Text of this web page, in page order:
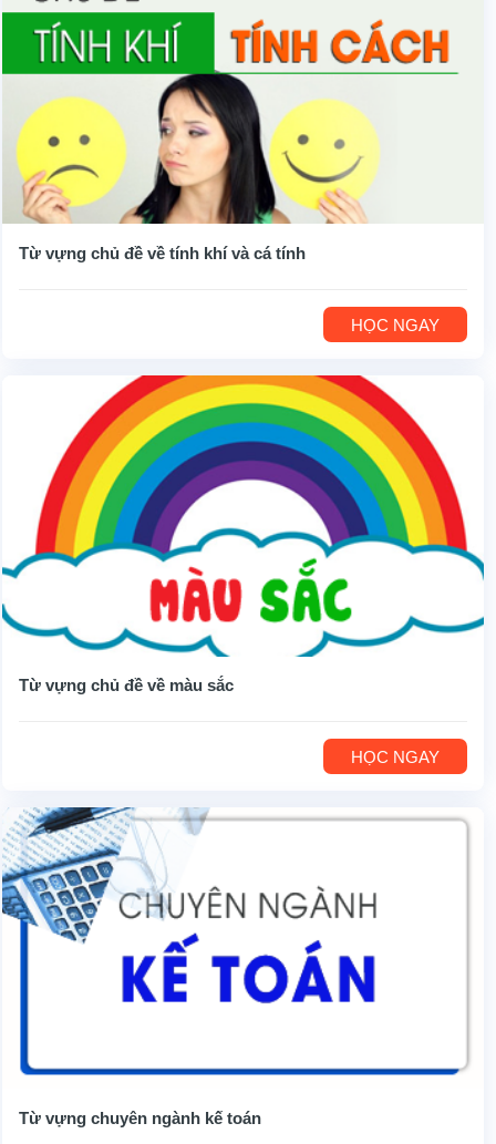
Từ vựng chủ đề về tính khí và cá tính
HỌC NGAY
Từ vựng chủ đề về màu sắc
HỌC NGAY
Từ vựng chuyên ngành kế toán